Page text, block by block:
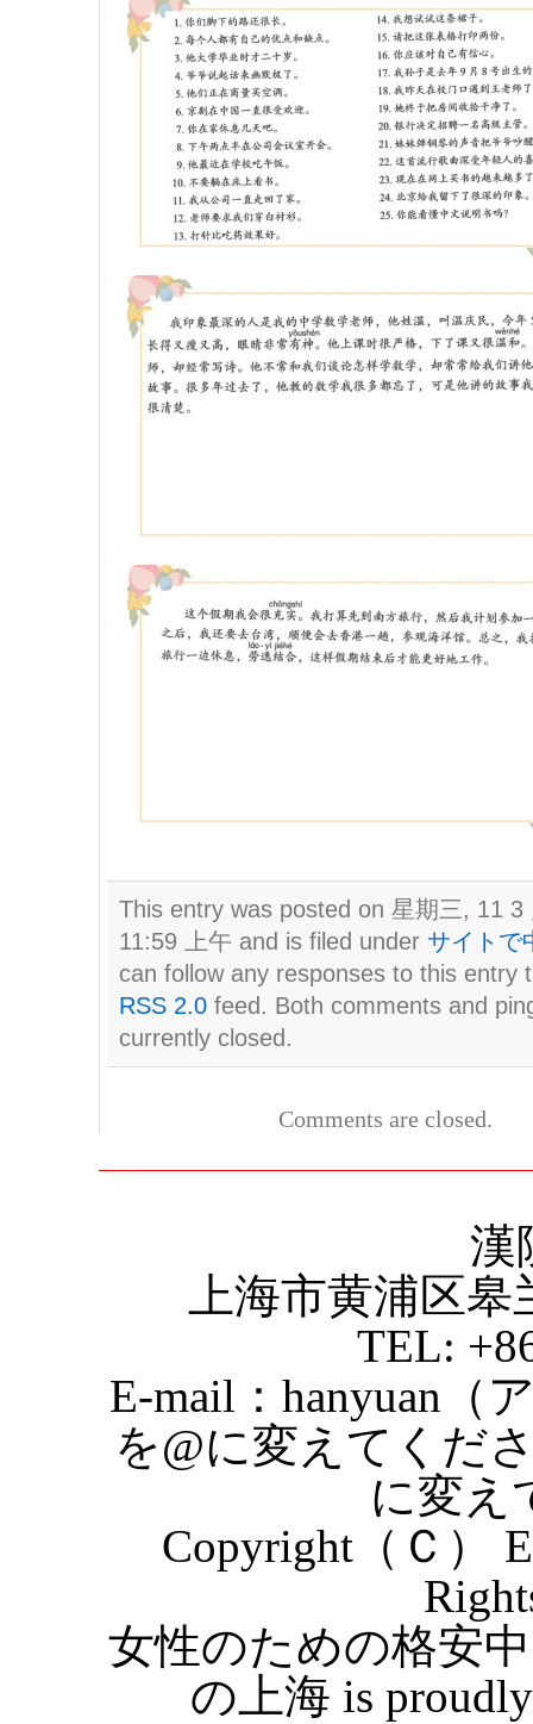
This entry was posted on 星期三, 11 3
11:59 上午 and is filed under サイトで
can follow any responses to this entry
RSS 2.0feed. Both comments and
currently closed.
Comments are closed.
漢
上海市黄浦区
TEL:
E-mail：hanyuan（
を@に変えてく
に変え
Copyright（Ｃ）
女性のための格安
の上海 is